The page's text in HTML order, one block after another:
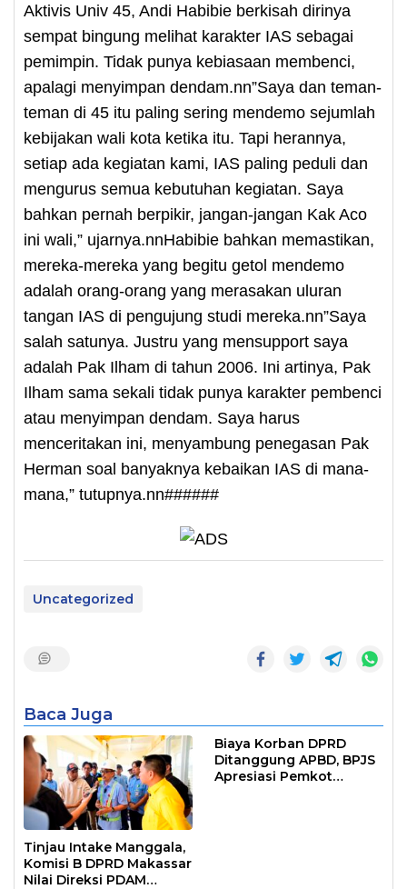
Aktivis Univ 45, Andi Habibie berkisah dirinya
sempat bingung melihat karakter IAS sebagai
pemimpin. Tidak punya kebiasaan membenci,
apalagi menyimpan dendam.nn”Saya dan teman-
teman di 45 itu paling sering mendemo sejumlah
kebijakan wali kota ketika itu. Tapi herannya,
setiap ada kegiatan kami, IAS paling peduli dan
mengurus semua kebutuhan kegiatan. Saya
bahkan pernah berpikir, jangan-jangan Kak Aco
ini wali,” ujarnya.nnHabibie bahkan memastikan,
mereka-mereka yang begitu getol mendemo
adalah orang-orang yang merasakan uluran
tangan IAS di pengujung studi mereka.nn”Saya
salah satunya. Justru yang mensupport saya
adalah Pak Ilham di tahun 2006. Ini artinya, Pak
Ilham sama sekali tidak punya karakter pembenci
atau menyimpan dendam. Saya harus
menceritakan ini, menyambung penegasan Pak
Herman soal banyaknya kebaikan IAS di mana-
mana,” tutupnya.nn######
Uncategorized
Baca Juga
Tinjau Intake Manggala,
Komisi B DPRD Makassar
Nilai Direksi PDAM
Biaya Korban DPRD
Ditanggung APBD, BPJS
Apresiasi Pemkot